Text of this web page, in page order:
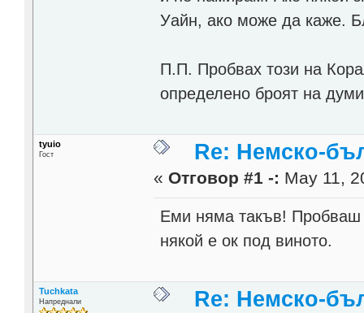
Уайн, ако може да каже.
П.П. Пробвах този на
определено броят на
tyuio
Гост Re: Немско-
« Отговор #1 -: May 11,
Еми няма такъв! Пробваш
някой е ок под виното.
Tuchkata
Напреднали Re: Немско-